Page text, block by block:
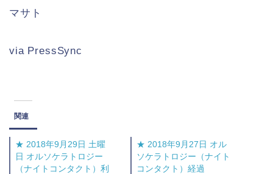
マサト
via PressSync
関連
★ 2018年9月29日 土曜
日 オルソケラトロジー
（ナイトコンタクト）利
★ 2018年9月27日 オル
ソケラトロジー（ナイト
コンタクト）経過